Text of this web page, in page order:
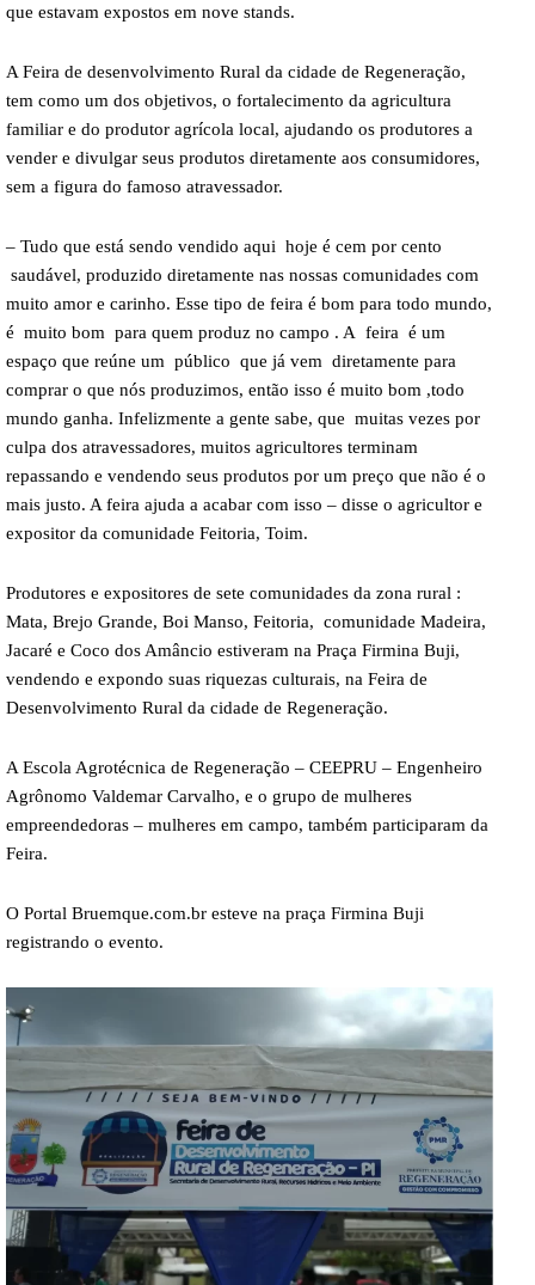
que estavam expostos em nove stands.
A Feira de desenvolvimento Rural da cidade de Regeneração,
tem como um dos objetivos, o fortalecimento da agricultura
familiar e do produtor agrícola local, ajudando os produtores a
vender e divulgar seus produtos diretamente aos consumidores,
sem a figura do famoso atravessador.
– Tudo que está sendo vendido aqui hoje é cem por cento
saudável, produzido diretamente nas nossas comunidades com
muito amor e carinho. Esse tipo de feira é bom para todo mundo,
é muito bom para quem produz no campo . A feira é um
espaço que reúne um público que já vem diretamente para
comprar o que nós produzimos, então isso é muito bom ,todo
mundo ganha. Infelizmente a gente sabe, que muitas vezes por
culpa dos atravessadores, muitos agricultores terminam
repassando e vendendo seus produtos por um preço que não é o
mais justo. A feira ajuda a acabar com isso – disse o agricultor e
expositor da comunidade Feitoria, Toim.
Produtores e expositores de sete comunidades da zona rural :
Mata, Brejo Grande, Boi Manso, Feitoria, comunidade Madeira,
Jacaré e Coco dos Amâncio estiveram na Praça Firmina Buji,
vendendo e expondo suas riquezas culturais, na Feira de
Desenvolvimento Rural da cidade de Regeneração.
A Escola Agrotécnica de Regeneração – CEEPRU – Engenheiro
Agrônomo Valdemar Carvalho, e o grupo de mulheres
empreendedoras – mulheres em campo, também participaram da
Feira.
O Portal Bruemque.com.br esteve na praça Firmina Buji
registrando o evento.